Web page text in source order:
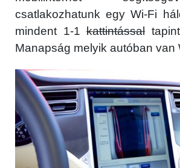
csatlakozhatunk egy Wi-Fi
mindent 1-1 kattintással
Manapság melyik autóban van